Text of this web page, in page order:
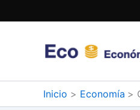
al
Inicio Economía